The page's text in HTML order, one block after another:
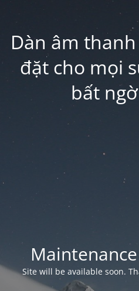
Dàn âm
đặt cho mọi
bất
Site will be available soon.